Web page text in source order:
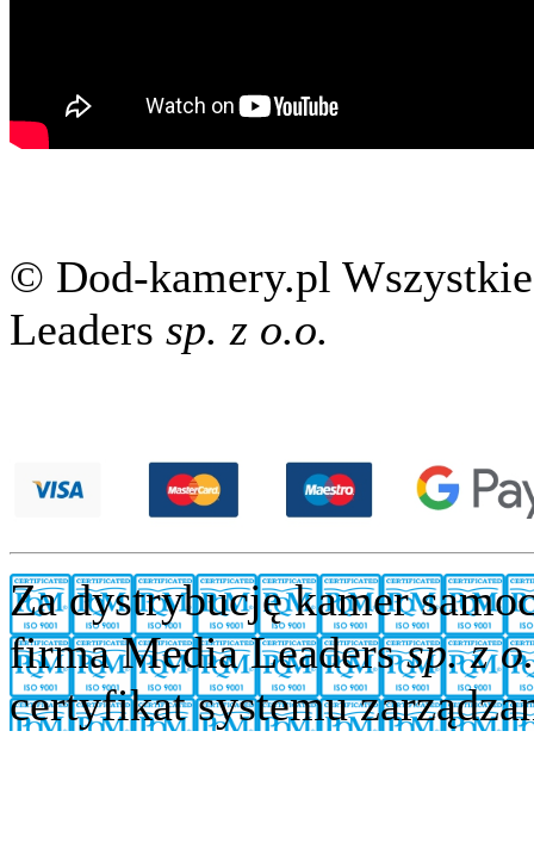
© Dod-kamery.pl
Leaders sp. z o.o.
Za dystrybucję kamer
firma Media Leaderssp. z
certyfikat systemu